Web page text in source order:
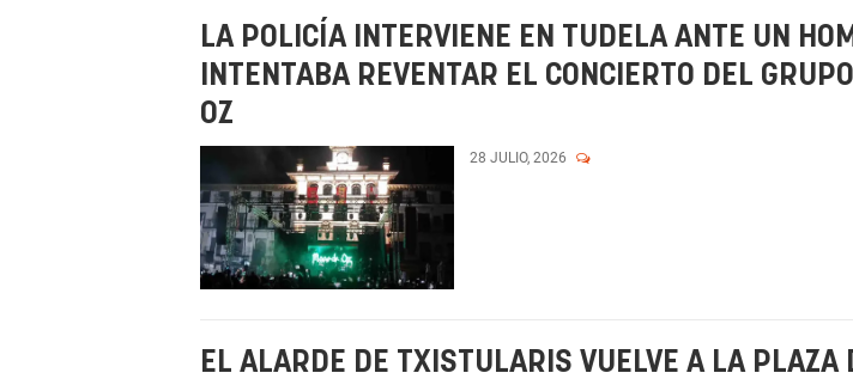
LA POLICÍA INTERVIENE EN TUDELA ANTE UN
INTENTABA REVENTAR EL CONCIERTO DEL
OZ
28 JULIO, 2026
EL ALARDE DE TXISTULARIS VUELVE A LA PLAZA